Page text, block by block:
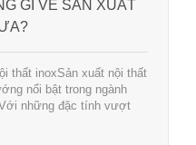
GÌ VỀ SẢN XUẤT
thất inoxSản xuất nội thất
nổi bật trong ngành
những đặc tính vượt